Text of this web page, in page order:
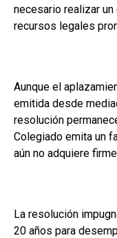
necesario realizar
recursos legales
Aunque el
emitida desde
resolución
Colegiado emita un
aún no adquiere
La resolución
20 años para